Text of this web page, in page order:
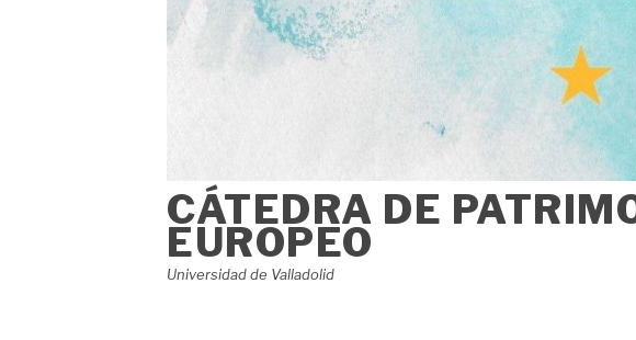
CÁTEDRA DE
EUROPEO
Universidad de Valladolid